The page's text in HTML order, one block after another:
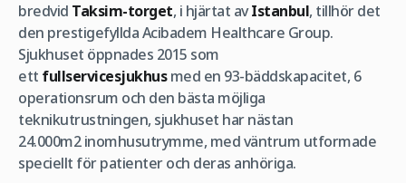
bredvid Taksim-torget, i hjärtat avIstanbul, tillhör det
den prestigefyllda Acibadem Healthcare Group.
Sjukhuset öppnades 2015 som
ett fullservicesjukhusmed en 93-bäddskapacitet, 6
operationsrum och den bästa möjliga
teknikutrustningen, sjukhuset har nästan
24.000m2inomhusutrymme, med väntrum utformade
speciellt för patienter och deras anhöriga.